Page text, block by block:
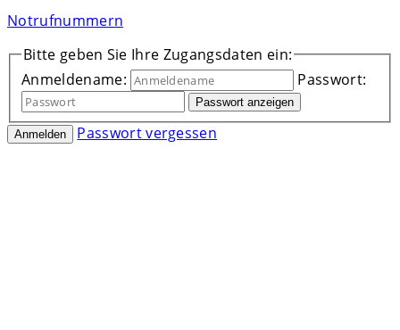
Notrufnummern
Bitte geben Sie Ihre Zugangsdaten ein:
Anmeldename:
Passwort:
Passwort anzeigen
Anmelden Passwort vergessen